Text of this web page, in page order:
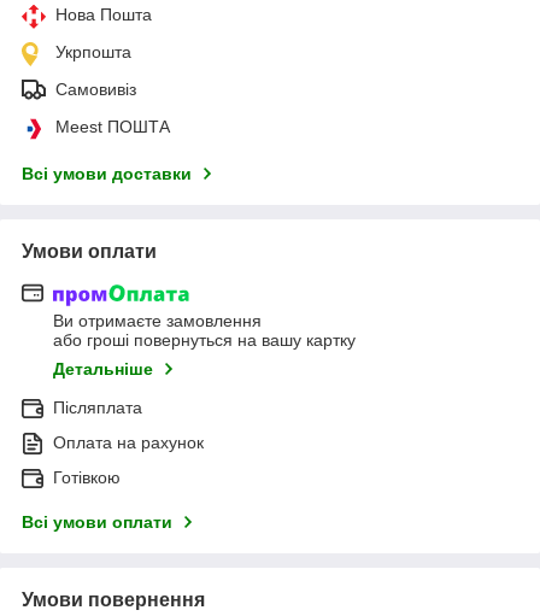
Нова Пошта
Укрпошта
Самовивіз
Meest ПОШТА
Всі умови доставки
Умови оплати
Ви отримаєте замовлення
або гроші повернуться на вашу картку
Детальніше
Післяплата
Оплата на рахунок
Готівкою
Всі умови оплати
Умови повернення